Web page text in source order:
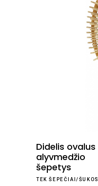
Didelis ovalus
alyvmedžio
šepetys
TEK ŠEPEČIAI/ŠUKOS